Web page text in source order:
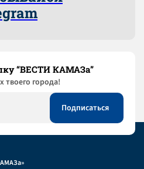
“ВЕСТИ КАМАЗа”
твоего города!